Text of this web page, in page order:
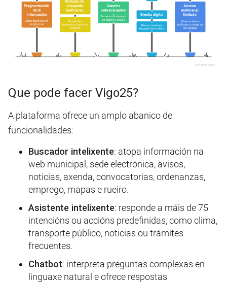
Que pode facer Vigo25?
A plataforma ofrece un amplo abanico de
funcionalidades:
Buscador intelixente: atopa información na
web municipal, sede electrónica, avisos,
noticias, axenda, convocatorias, ordenanzas,
emprego, mapas e rueiro.
Asistente intelixente: responde a máis de 75
intencións ou accións predefinidas, como clima,
transporte público, noticias ou trámites
frecuentes.
Chatbot: interpreta preguntas complexas en
linguaxe natural e ofrece respostas